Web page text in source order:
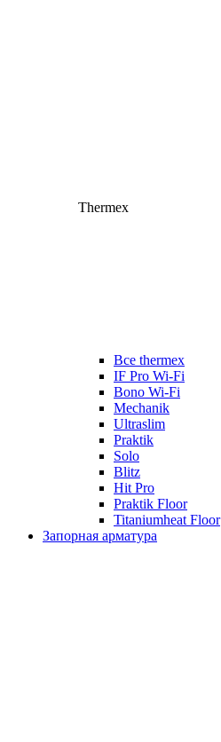
Thermex
Все thermex
IF Pro Wi-Fi
Bono Wi-Fi
Mechanik
Ultraslim
Praktik
Solo
Blitz
Hit Pro
Praktik Floor
Titaniumheat Floor
Запорная арматура